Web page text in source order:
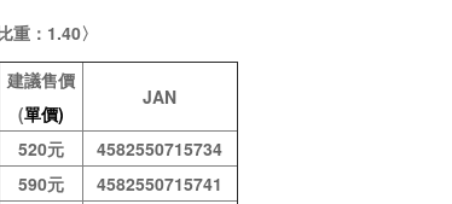
重：1.40〉
建議售價
(單價)
JAN
520元
4582550715734
590元
4582550715741